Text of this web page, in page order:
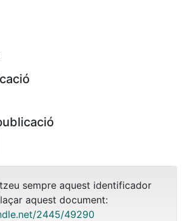
sempre aquest identificador
aquest document:
2445/49290